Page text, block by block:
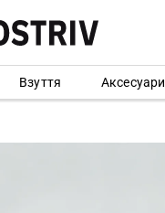
Взуття Аксесуари